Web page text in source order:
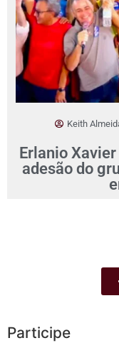
Keith
Erlanio
adesão do
Participe